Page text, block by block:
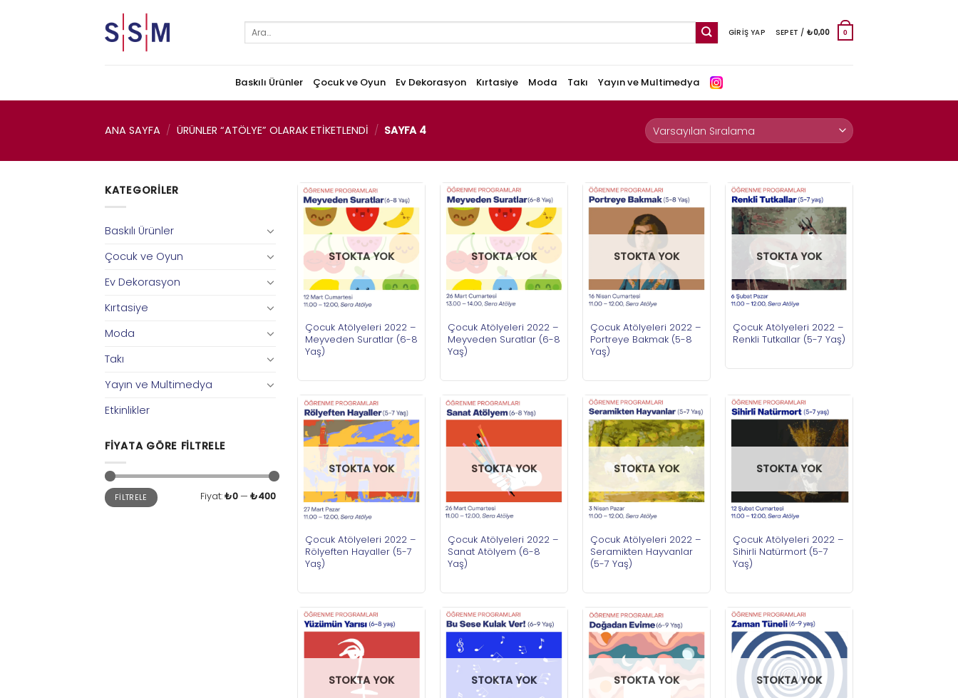
Ara:
GIRIŞ YAP SEPET / ₺0,00 0
Baskılı Ürünler Çocuk ve Oyun Ev Dekorasyon Kırtasiye Moda Takı Yayın ve Multimedya
ANA SAYFA / ÜRÜNLER “ATÖLYE” OLARAK ETIKETLENDI / SAYFA 4
KATEGORILER
Baskılı Ürünler
Çocuk ve Oyun
Ev Dekorasyon
Kırtasiye
Moda
Takı
Yayın ve Multimedya
Etkinlikler
FIYATA GÖRE FILTRELE
En
düşük
fiyat
En
yüksek
fiyat
FILTRELE Fiyat:₺0— ₺400
STOKTA YOK
Çocuk Atölyeleri 2022 –
Meyveden Suratlar (6-8
Yaş)
STOKTA YOK
Çocuk Atölyeleri 2022 –
Meyveden Suratlar (6-8
Yaş)
STOKTA YOK
Çocuk Atölyeleri 2022 –
Portreye Bakmak (5-8
Yaş)
STOKTA YOK
Çocuk Atölyeleri 2022 –
Renkli Tutkallar (5-7 Yaş)
STOKTA YOK
Çocuk Atölyeleri 2022 –
Rölyeften Hayaller (5-7
Yaş)
STOKTA YOK
Çocuk Atölyeleri 2022 –
Sanat Atölyem (6-8
Yaş)
STOKTA YOK
Çocuk Atölyeleri 2022 –
Seramikten Hayvanlar
(5-7 Yaş)
STOKTA YOK
Çocuk Atölyeleri 2022 –
Sihirli Natürmort (5-7
Yaş)
STOKTA YOK STOKTA YOK STOKTA YOK STOKTA YOK